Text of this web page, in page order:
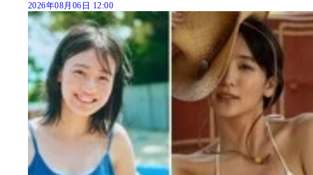
2026年08月06日 12:00